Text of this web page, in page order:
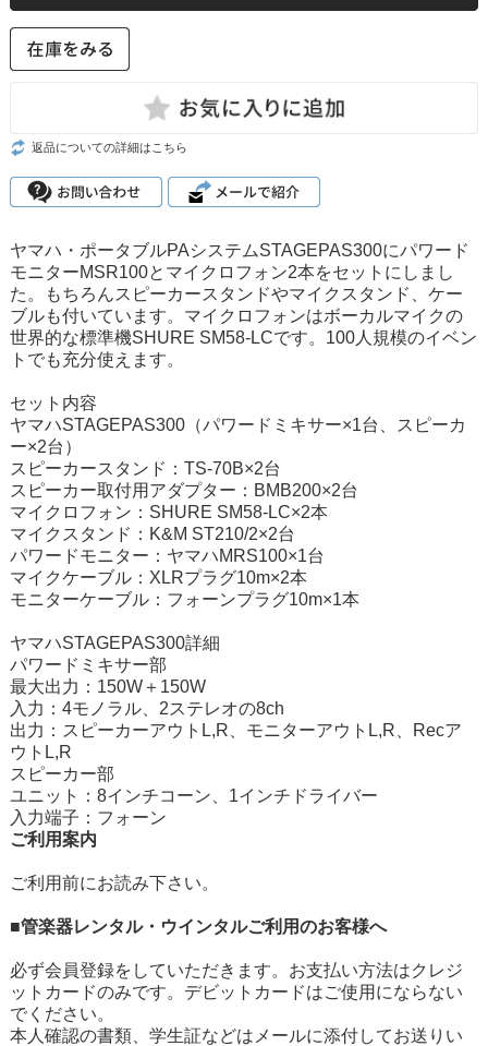
返品についての詳細はこちら
ヤマハ・ポータブルPAシステムSTAGEPAS300にパワード
モニターMSR100とマイクロフォン2本をセットにしまし
た。もちろんスピーカースタンドやマイクスタンド、ケー
ブルも付いています。マイクロフォンはボーカルマイクの
世界的な標準機SHURE SM58-LCです。100人規模のイベン
トでも充分使えます。
セット内容
ヤマハSTAGEPAS300（パワードミキサー×1台、スピーカ
ー×2台）
スピーカースタンド：TS-70B×2台
スピーカー取付用アダプター：BMB200×2台
マイクロフォン：SHURE SM58-LC×2本
マイクスタンド：K&M ST210/2×2台
パワードモニター：ヤマハMRS100×1台
マイクケーブル：XLRプラグ10m×2本
モニターケーブル：フォーンプラグ10m×1本
ヤマハSTAGEPAS300詳細
パワードミキサー部
最大出力：150W＋150W
入力：4モノラル、2ステレオの8ch
出力：スピーカーアウトL,R、モニターアウトL,R、Recア
ウトL,R
スピーカー部
ユニット：8インチコーン、1インチドライバー
入力端子：フォーン
ご利用案内
ご利用前にお読み下さい。
■管楽器レンタル・ウインタルご利用のお客様へ
必ず会員登録をしていただきます。お支払い方法はクレジ
ットカードのみです。デビットカードはご使用にならない
でください。
本人確認の書類、学生証などはメールに添付してお送りい